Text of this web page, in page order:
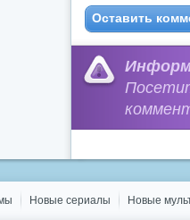
Оставить
Новые сериалы Новые